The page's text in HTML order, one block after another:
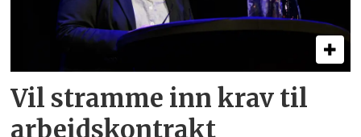
Vil stramme inn krav til
arbeids­kontrakt